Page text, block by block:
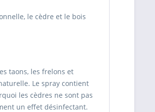
le cèdre et le bois
taons, les frelons et
Le spray contient
les cèdres ne sont pas
un effet désinfectant.